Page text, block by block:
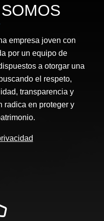
empresa joven con
por un equipo de
a otorgar una
el respeto,
transparencia y
radica en proteger y